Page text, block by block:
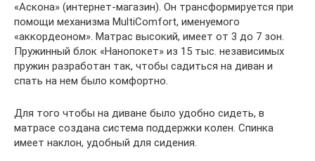
«Аскона» (интернет-магазин). Он трансформируется при
помощи механизма MultiComfort, именуемого
«аккордеоном». Матрас высокий, имеет от 3 до 7 зон.
Пружинный блок «Нанопокет» из 15 тыс. независимых
пружин разработан так, чтобы садиться на диван и
спать на нем было комфортно.
Для того чтобы на диване было удобно сидеть, в
матрасе создана система поддержки колен. Спинка
имеет наклон, удобный для сидения.